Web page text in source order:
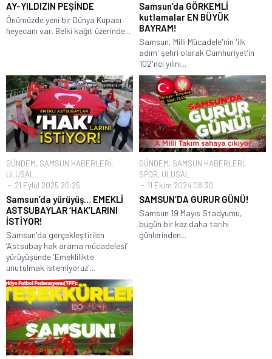
AY-YILDIZIN PEŞİNDE
Önümüzde yeni bir Dünya Kupası
heyecanı var. Belki kağıt üzerinde...
Samsun’da GÖRKEMLİ
kutlamalar EN BÜYÜK
BAYRAM!
Samsun, Milli Mücadele'nin 'ilk
adım' şehri olarak Cumhuriyet’in
102'nci yılını...
GÜNDEM, SAMSUN HABERLERİ,
ULUSAL
21 Eylül 2025 20:25
Samsun’da yürüyüş… EMEKLİ
ASTSUBAYLAR ‘HAK’LARINI
İSTİYOR!
Samsun'da gerçekleştirilen
‘Astsubay hak arama mücadelesi’
yürüyüşünde 'Emeklilikte
unutulmak istemiyoruz'...
GÜNDEM, SAMSUN HABERLERİ,
SPOR, ULUSAL
11 Ekim 2024 08:30
SAMSUN’DA GURUR GÜNÜ!
Samsun 19 Mayıs Stadyumu,
bugün bir kez daha tarihi
günlerinden...